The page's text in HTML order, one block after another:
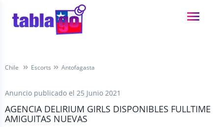
Chile Escorts Antofagasta
Anuncio publicado el 25 Junio 2021
AGENCIA DELIRIUM GIRLS DISPONIBLES FULLTIME
AMIGUITAS NUEVAS